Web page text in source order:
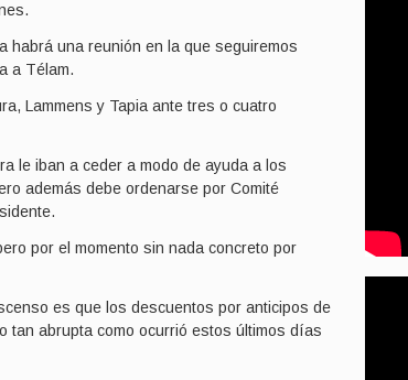
habrá una reunión en la que seguiremos
a Télam.
Lammens y Tapia ante tres o cuatro
le iban a ceder a modo de ayuda a los
además debe ordenarse por Comité
por el momento sin nada concreto por
es que los descuentos por anticipos de
tan abrupta como ocurrió estos últimos días